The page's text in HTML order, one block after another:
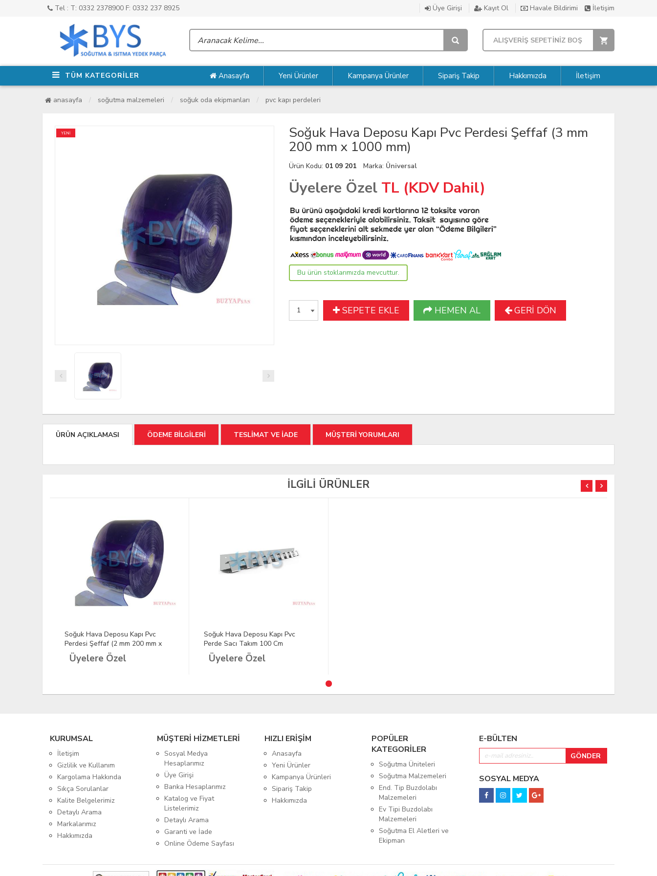
Tel : T: 0332 2378900 F: 0332 237 8925 Üye Girişi Kayıt Ol Havale Bildirimi İletişim
ALIŞVERİŞ SEPETİNİZ BOŞ
TÜM KATEGORİLER Anasayfa Yeni Ürünler Kampanya Ürünler Sipariş Takip Hakkımızda İletişim
anasayfa soğutma malzemeleri soğuk oda ekipmanları pvc kapı perdeleri
YENİ Soğuk Hava Deposu Kapı Pvc Perdesi Şeffaf (3 mm
200 mm x 1000 mm)
Ürün Kodu: 01 09 201 Marka: Üniversal
Üyelere Özel TL (KDV Dahil)
Bu ürün stoklarımızda mevcuttur.
SEPETE EKLE HEMEN AL GERİ DÖN
ÜRÜN AÇIKLAMASI ÖDEME BİLGİLERİ TESLİMAT VE İADE MÜŞTERİ YORUMLARI
İLGİLİ ÜRÜNLER
Soğuk Hava Deposu Kapı Pvc
Perdesi Şeffaf (2 mm 200 mm x
1000 mm)
Üyelere Özel
Soğuk Hava Deposu Kapı Pvc
Perde Sacı Takım 100 Cm
Üyelere Özel
KURUMSAL
İletişim
Gizlilik ve Kullanım
Kargolama Hakkında
Sıkça Sorulanlar
Kalite Belgelerimiz
Detaylı Arama
Markalarımız
Hakkımızda
MÜŞTERİ HİZMETLERİ
Sosyal Medya
Hesaplarımız
Üye Girişi
Banka Hesaplarımız
Katalog ve Fiyat
Listelerimiz
Detaylı Arama
Garanti ve İade
Online Ödeme Sayfası
HIZLI ERİŞİM
Anasayfa
Yeni Ürünler
Kampanya Ürünleri
Sipariş Takip
Hakkımızda
POPÜLER
KATEGORİLER
Soğutma Üniteleri
Soğutma Malzemeleri
End. Tip Buzdolabı
Malzemeleri
Ev Tipi Buzdolabı
Malzemeleri
Soğutma El Aletleri ve
Ekipman
E-BÜLTEN
SOSYAL MEDYA